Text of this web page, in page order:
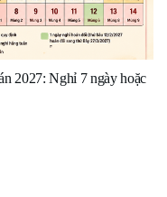
2027: Nghỉ 7 ngày hoặc